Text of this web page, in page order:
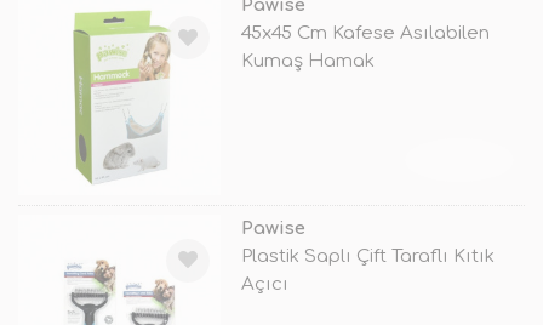
Pawise
45x45 Cm Kafese Asılabilen
Kumaş Hamak
Pawise
Plastik Saplı Çift Taraflı Kıtık
Açıcı